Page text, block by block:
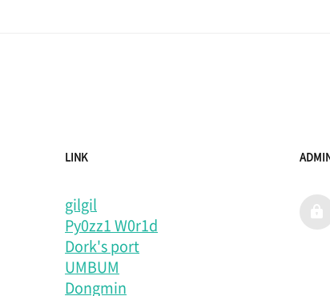
LINK
gilgil
Py0zz1 W0r1d
Dork's port
UMBUM
Dongmin